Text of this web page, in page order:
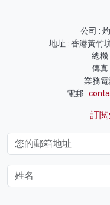
公司 :
地址 : 香港黃竹
總機
傳真
業務
電郵 :
訂